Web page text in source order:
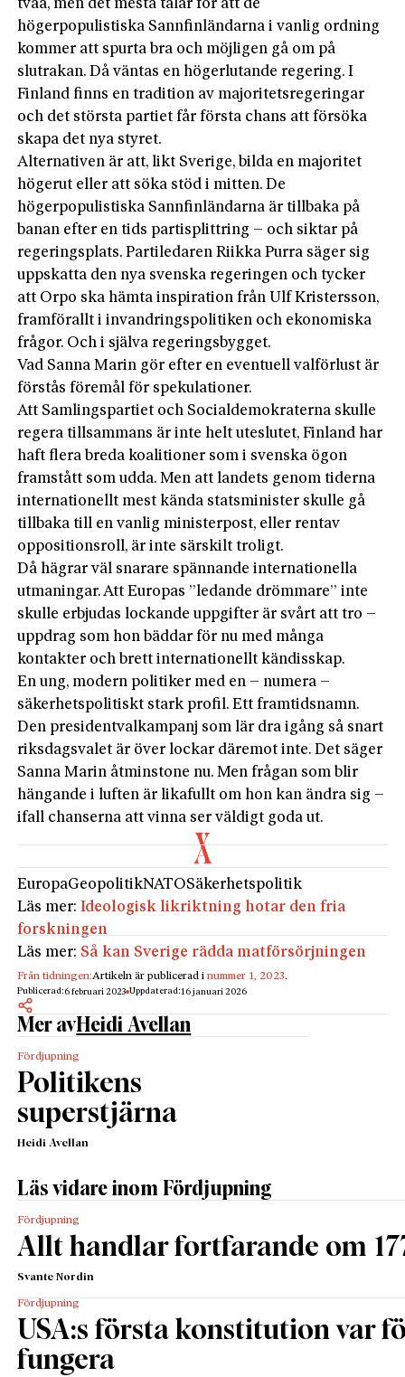
tvåa, men det mesta talar för att de
högerpopulistiska Sannfinländarna i vanlig ordning
kommer att spurta bra och möjligen gå om på
slutrakan. Då väntas en högerlutande regering. I
Finland finns en tradition av majoritetsregeringar
och det största partiet får första chans att försöka
skapa det nya styret.
Alternativen är att, likt Sverige, bilda en majoritet
högerut eller att söka stöd i mitten. De
högerpopulistiska Sannfinländarna är tillbaka på
banan efter en tids partisplittring – och siktar på
rege­ringsplats. Partiledaren Riikka Purra säger sig
uppskatta den nya svenska regeringen och tycker
att Orpo ska hämta inspiration från Ulf Kristersson,
framförallt i invandringspolitiken och ekonomiska
frågor. Och i själva regeringsbygget.
Vad Sanna Marin gör efter en eventuell valförlust är
förstås föremål för spekulationer.
Att Samlingspartiet och Social­demokraterna skulle
regera tillsammans är inte helt uteslutet, Finland har
haft flera breda koalitioner som i svenska ögon
framstått som udda. Men att landets genom tiderna
internationellt mest kända statsminister skulle gå
tillbaka till en vanlig ministerpost, eller rentav
oppositionsroll, är inte särskilt troligt.
Då hägrar väl snarare spännande internationella
utmaningar. Att Europas ”ledande drömmare” inte
skulle erbjudas lockande uppgifter är svårt att tro –
uppdrag som hon bäddar för nu med många
kontakter och brett internationellt kändisskap.
En ung, modern politiker med en – numera –
säkerhetspolitiskt stark profil. Ett framtidsnamn.
Den presidentvalkampanj som lär dra igång så snart
riksdagsvalet är över lockar däremot inte. Det säger
Sanna Marin åtminstone nu. Men frågan som blir
hängande i luften är likafullt om hon kan ändra sig –
ifall chanserna att vinna ser väldigt goda ut.
EuropaGeopolitikNATOSäkerhetspolitik
Läs mer:Ideologisk likriktning hotar den fria
forskningen
Läs mer: Så kan Sverige rädda matförsörjningen
Från tidningen:Artikeln är publicerad inummer 1, 2023.
Publicerad:6 februari 2023 Uppdaterad:16 januari 2026
Mer avHeidi Avellan
Fördjupning
Politikens
superstjärna
Heidi Avellan
Läs vidare inom Fördjupning
Fördjupning
Allt handlar fortfarande om
Svante Nordin
Fördjupning
USA:s första konstitution var
fungera